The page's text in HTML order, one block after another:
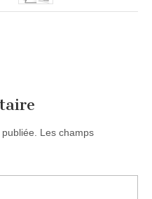
Les champs